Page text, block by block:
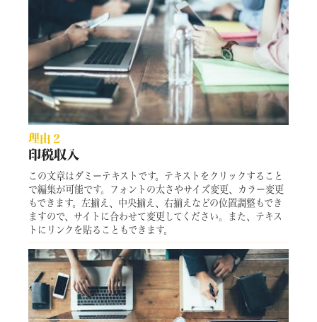
理由２
印税収入
この文章はダミーテキストです。テキストをクリックすること
で編集が可能です。フォントの太さやサイズ変更、カラー変更
もできます。左揃え、中央揃え、右揃えなどの位置調整もでき
ますので、サイトに合わせて変更してください。また、テキス
トにリンクを貼ることもできます。